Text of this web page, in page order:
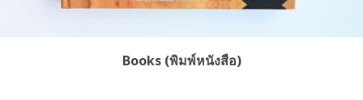
Books (พิมพ์หนังสือ)